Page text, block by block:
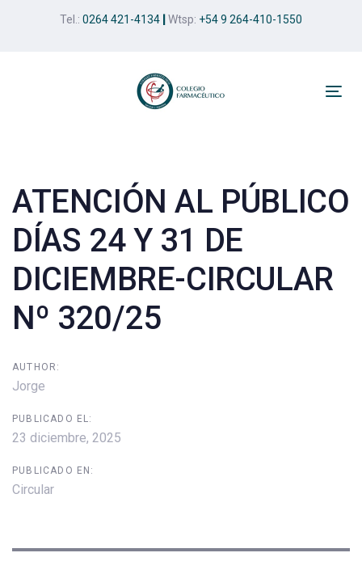
Tel.: 0264 421-4134 Wtsp: +54 9 264-410-1550
ATENCIÓN AL PÚBLICO
DÍAS 24 Y 31 DE
DICIEMBRE-CIRCULAR
Nº 320/25
AUTHOR:
Jorge
PUBLICADO EL:
23 diciembre, 2025
PUBLICADO EN:
Circular
navigation